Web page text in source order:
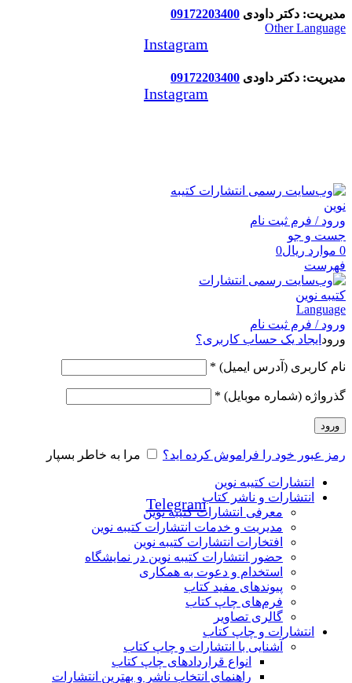
مدیریت: دکتر داودی 09172203400
Other Language
Instagram
Telegram
مدیریت: دکتر داودی 09172203400
Instagram
Telegram
ورود / فرم ثبت نام
جست و جو
0 موارد ریال0
فهرست
Language
ورود / فرم ثبت نام
ورود ایجاد یک حساب کاربری؟
نام کاربری (آدرس ایمیل) *
گذرواژه (شماره موبایل) *
ورود
رمز عبور خود را فراموش کرده اید؟ مرا به خاطر بسپار
انتشارات کتیبه نوین
انتشارات و ناشر کتاب
معرفی انتشارات کتیبه نوین
مدیریت و خدمات انتشارات کتیبه نوین
افتخارات انتشارات کتیبه نوین
حضور انتشارات کتیبه نوین در نمایشگاه‌
استخدام و دعوت به همکاری
پیوندهای مفید کتاب
فرم‌های چاپ کتاب
گالری تصاویر
انتشارات و چاپ کتاب
آشنایی با انتشارات و چاپ کتاب
انواع قراردادهای چاپ کتاب
راهنمای انتخاب ناشر و بهترین انتشارات